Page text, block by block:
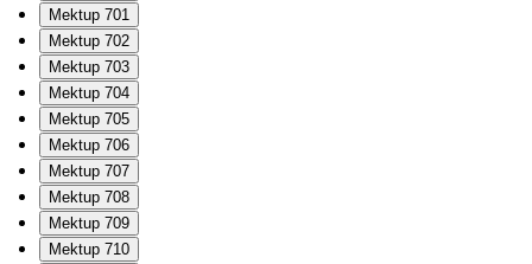
Mektup 701
Mektup 702
Mektup 703
Mektup 704
Mektup 705
Mektup 706
Mektup 707
Mektup 708
Mektup 709
Mektup 710